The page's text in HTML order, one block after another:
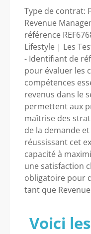
Type de contrat:
Revenue
référence
Lifestyle | Les
- Identifiant de
pour évaluer les
compétences
revenus dans le
permettent aux
maîtrise des
de la demande
réussissant cet
capacité à
une satisfaction
obligatoire pour
tant que
Voici